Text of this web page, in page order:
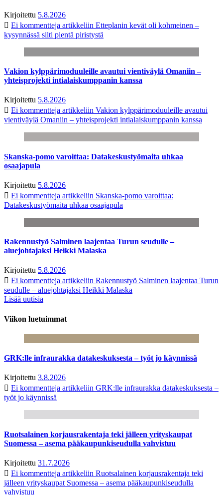
Kirjoitettu 5.8.2026
Ei kommentteja artikkeliin Etteplanin kevät oli kohmeinen –
kysynnässä silti pientä piristystä
Vakion kylppärimoduuleille avautui vientiväylä Omaniin –
yhteisprojekti intialaiskumppanin kanssa
Kirjoitettu 5.8.2026
Ei kommentteja artikkeliin Vakion kylppärimoduuleille avautui
vientiväylä Omaniin – yhteisprojekti intialaiskumppanin kanssa
Skanska-pomo varoittaa: Datakeskustyömaita uhkaa
osaajapula
Kirjoitettu 5.8.2026
Ei kommentteja artikkeliin Skanska-pomo varoittaa:
Datakeskustyömaita uhkaa osaajapula
Rakennustyö Salminen laajentaa Turun seudulle –
aluejohtajaksi Heikki Malaska
Kirjoitettu 5.8.2026
Ei kommentteja artikkeliin Rakennustyö Salminen laajentaa Turun
seudulle – aluejohtajaksi Heikki Malaska
Lisää uutisia
Viikon luetuimmat
GRK:lle infraurakka datakeskuksesta – työt jo käynnissä
Kirjoitettu 3.8.2026
Ei kommentteja artikkeliin GRK:lle infraurakka datakeskuksesta –
työt jo käynnissä
Ruotsalainen korjausrakentaja teki jälleen yrityskaupat
Suomessa – asema pääkaupunkiseudulla vahvistuu
Kirjoitettu 31.7.2026
Ei kommentteja artikkeliin Ruotsalainen korjausrakentaja teki
jälleen yrityskaupat Suomessa – asema pääkaupunkiseudulla
vahvistuu